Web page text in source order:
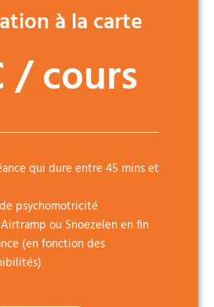
à la carte
/ cours
qui dure entre 45 mins et
psychomotricité
ou Snoezelen en fin
(en fonction des